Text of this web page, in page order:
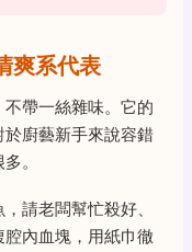
爽系代表
帶一絲雜味。它的
廚藝新手來說容錯
。
請老闆幫忙殺好、
內血塊，用紙巾徹